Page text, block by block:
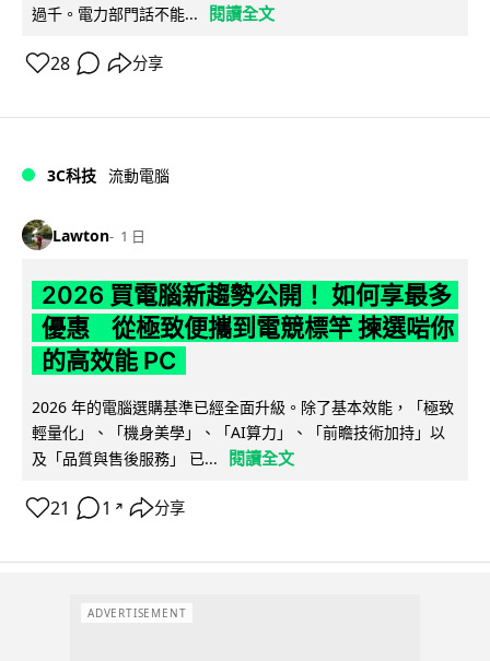
過千。電力部門話不能...
閱讀全文
28 分享
3C科技 流動電腦
Lawton 1 日
2026 買電腦新趨勢公開！ 如何享最多
優惠 從極致便攜到電競標竿 揀選啱你
的高效能 PC
2026 年的電腦選購基準已經全面升級。除了基本效能，「極致
輕量化」、「機身美學」、「AI算力」、「前瞻技術加持」以
及「品質與售後服務」 已...
閱讀全文
21 1 ↗ 分享
ADVERTISEMENT